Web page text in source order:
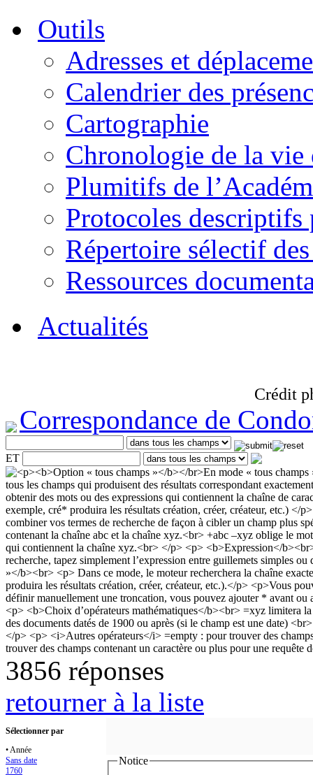
Outils
Adresses et
Calendrier des
Cartographie
Chronologie de la vie
Plumitifs de
Protocoles descriptifs
Répertoire sélectif
Ressources
Actualités
Crédit
Correspondance de
ET
3856 réponses
retourner à la liste
Sélectionner par
• Année
Sans date
1760
Notice